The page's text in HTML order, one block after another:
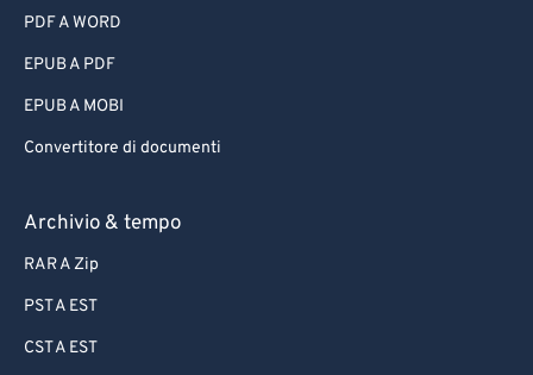
PDF A WORD
EPUB A PDF
EPUB A MOBI
Convertitore di documenti
Archivio & tempo
RAR A Zip
PST A EST
CST A EST